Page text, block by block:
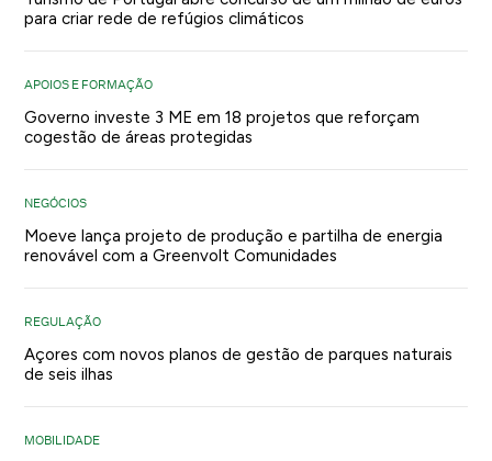
para criar rede de refúgios climáticos
APOIOS E FORMAÇÃO
Governo investe 3 ME em 18 projetos que reforçam
cogestão de áreas protegidas
NEGÓCIOS
Moeve lança projeto de produção e partilha de energia
renovável com a Greenvolt Comunidades
REGULAÇÃO
Açores com novos planos de gestão de parques naturais
de seis ilhas
MOBILIDADE